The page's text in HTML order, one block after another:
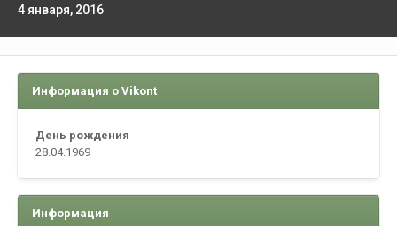
4 января, 2016
Информация о Vikont
День рождения
28.04.1969
Информация